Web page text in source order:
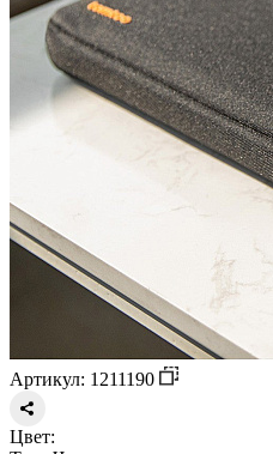
Артикул: 1211190
Цвет: